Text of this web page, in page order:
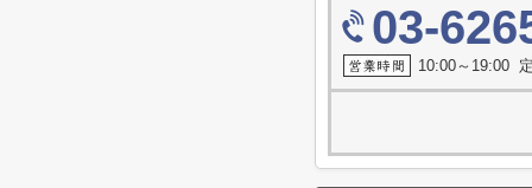
03-
10:00～19:00